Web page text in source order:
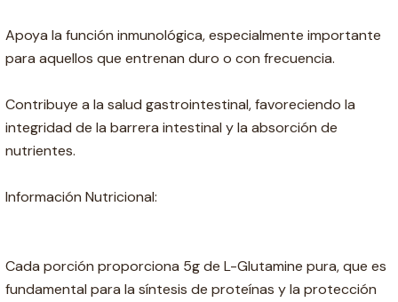
Apoya la función inmunológica, especialmente importante
para aquellos que entrenan duro o con frecuencia.
Contribuye a la salud gastrointestinal, favoreciendo la
integridad de la barrera intestinal y la absorción de
nutrientes.
Información Nutricional:
Cada porción proporciona 5g de L-Glutamine pura, que es
fundamental para la síntesis de proteínas y la protección